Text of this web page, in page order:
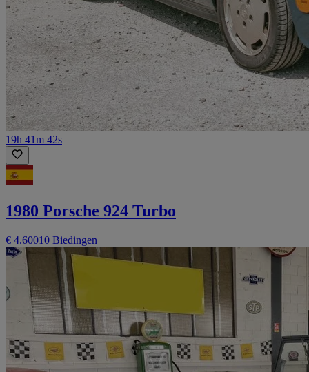
19h 41m 42s
1980 Porsche 924 Turbo
€ 4.60010 Biedingen